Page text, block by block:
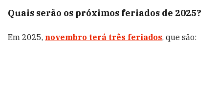
Quais serão os próximos feriados de 2025?
Em 2025, novembro terá três feriados, que são: